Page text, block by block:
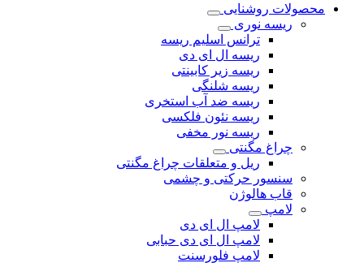
محصولات روشنایی
ریسه نوری
ترانس اسلیم ریسه
ریسه ال ای دی
ریسه زیر کابینتی
ریسه شلنگی
ریسه ضد آب استخری
ریسه نئون فلکسی
ریسه نور مخفی
چراغ مگنتی
ریل و متعلقات چراغ مگنتی
سنسور حرکتی و چشمی
قاب هالوژن
لامپ
لامپ ال ای دی
لامپ ال ای دی حبابی
لامپ فلورسنت